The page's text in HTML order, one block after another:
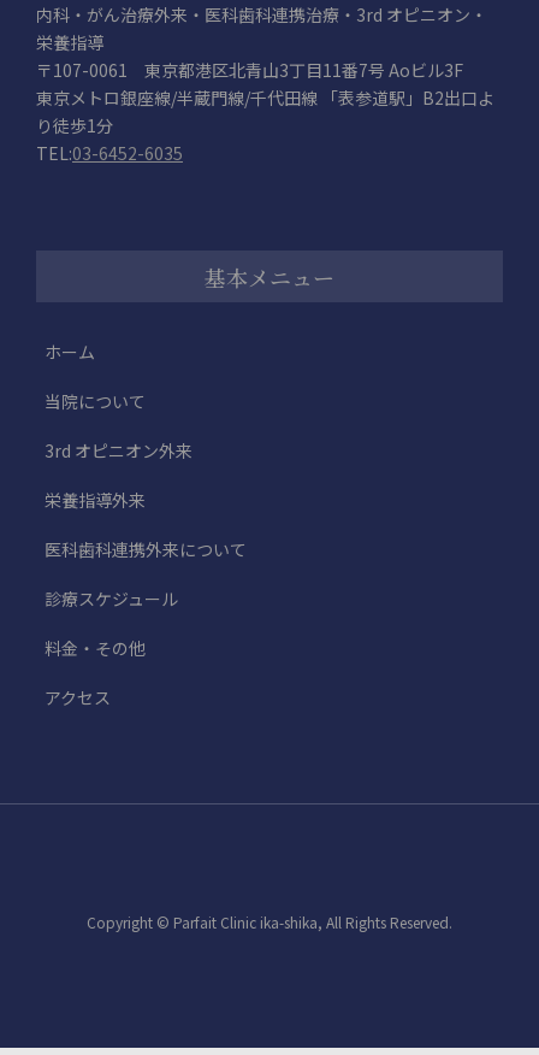
内科・がん治療外来・医科歯科連携治療・3rd オピニオン・
栄養指導
〒107-0061 東京都港区北青山3丁目11番7号 Aoビル3F
東京メトロ銀座線/半蔵門線/千代田線 「表参道駅」B2出口よ
り徒歩1分
TEL:03-6452-6035
基本メニュー
ホーム
当院について
3rd オピニオン外来
栄養指導外来
医科歯科連携外来について
診療スケジュール
料金・その他
アクセス
Copyright © Parfait Clinic ika-shika, All Rights Reserved.